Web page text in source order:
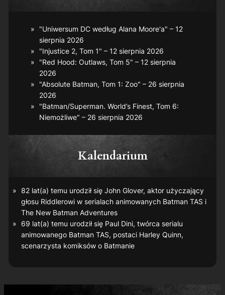
"Uniwersum DC według Alana Moore'a" – 12
sierpnia 2026
"Injustice 2, Tom 1" – 12 sierpnia 2026
"Red Hood: Outlaws, Tom 5" – 12 sierpnia
2026
"Absolute Batman, Tom 1: Zoo" – 26 sierpnia
2026
"Batman/Superman. World’s Finest, Tom 6:
Niemożliwe" – 26 sierpnia 2026
Kalendarium
82 lat(a) temu urodził się John Glover, aktor użyczający
głosu Riddlerowi w serialach animowanych Batman TAS i
The New Batman Adventures
69 lat(a) temu urodził się Paul Dini, twórca serialu
animowanego Batman TAS, postaci Harley Quinn,
scenarzysta komiksów o Batmanie